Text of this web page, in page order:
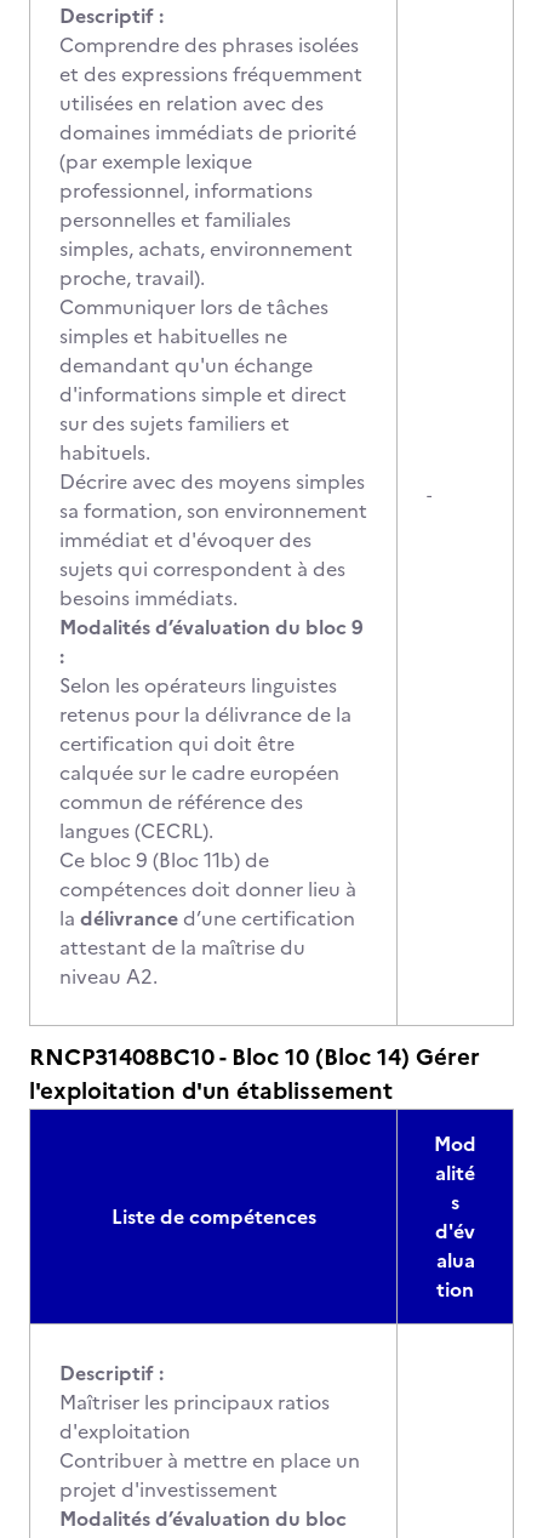
Descriptif :
Comprendre des phrases isolées
et des expressions fréquemment
utilisées en relation avec des
domaines immédiats de priorité
(par exemple lexique
professionnel, informations
personnelles et familiales
simples, achats, environnement
proche, travail).
Communiquer lors de tâches
simples et habituelles ne
demandant qu'un échange
d'informations simple et direct
sur des sujets familiers et
habituels.
Décrire avec des moyens simples
sa formation, son environnement
immédiat et d'évoquer des
sujets qui correspondent à des
besoins immédiats.
Modalités d’évaluation du bloc 9
:
Selon les opérateurs linguistes
retenus pour la délivrance de la
certification qui doit être
calquée sur le cadre européen
commun de référence des
langues (CECRL).
Ce bloc 9 (Bloc 11b) de
compétences doit donner lieu à
la délivranced’une certification
attestant de la maîtrise du
niveau A2.
-
RNCP31408BC10 - Bloc 10 (Bloc 14) Gérer
l'exploitation d'un établissement
Liste de compétences
Mod
alité
s
d'év
alua
tion
Descriptif :
Maîtriser les principaux ratios
d'exploitation
Contribuer à mettre en place un
projet d'investissement
Modalités d’évaluation du bloc